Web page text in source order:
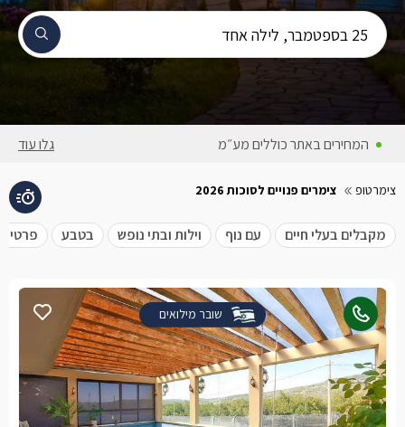
25 בספטמבר, לילה אחד תאריך
יום שישי,
המחירים באתר כוללים מע״מ גלו עוד
צימרטופ צימרים פנויים לסוכות 2026
מקבלים בעלי חיים עם נוף וילות ובתי נופש בטבע
שובר מילואים